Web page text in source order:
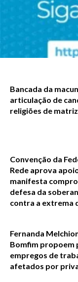
Bancada da
articulação de
religiões de
Convenção da
Rede aprova
manifesta
defesa da
contra a extrema
Fernanda
Bomfim propoem
empregos de
afetados por